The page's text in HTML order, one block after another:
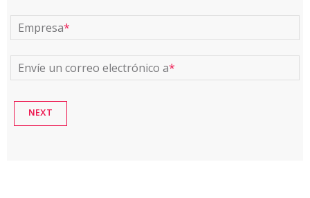
Empresa*
Envíe un correo electrónico a*